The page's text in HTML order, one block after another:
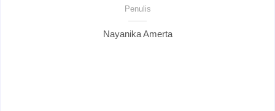
Penulis
Nayanika Amerta